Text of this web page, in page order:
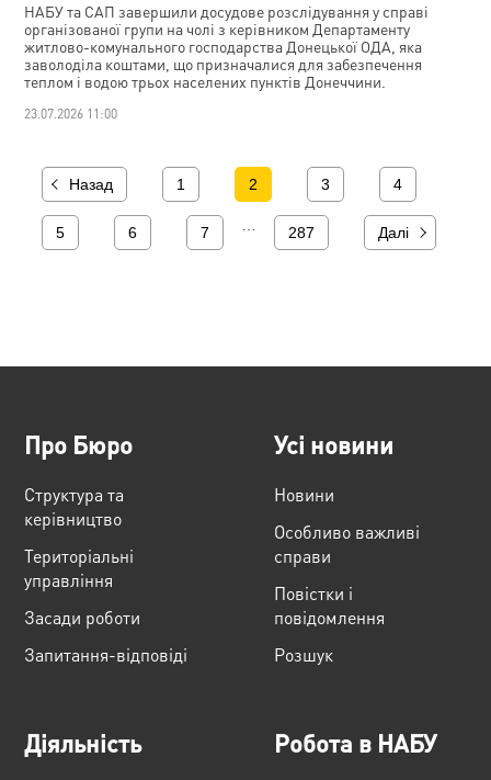
НАБУ та САП завершили досудове розслідування у справі
організованої групи на чолі з керівником Департаменту
житлово-комунального господарства Донецької ОДА, яка
заволоділа коштами, що призначалися для забезпечення
теплом і водою трьох населених пунктів Донеччини.
23.07.2026 11:00
Назад 1 2 3 4
5 6 7 287 Далі
Про Бюро
Структура та
керівництво
Територіальні
управління
Засади роботи
Запитання-відповіді
Усі новини
Новини
Особливо важливі
справи
Повістки і
повідомлення
Розшук
Діяльність Робота в НАБУ